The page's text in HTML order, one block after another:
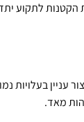
לתקוע יתד
בעלויות
מאד.